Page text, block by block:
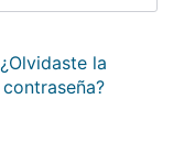
¿Olvidaste la
contraseña?